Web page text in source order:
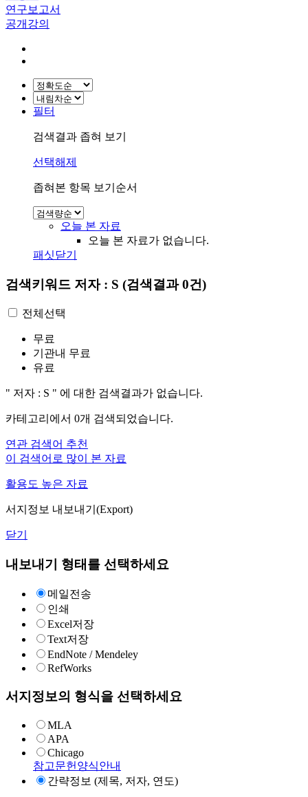
연구보고서
공개강의
필터
검색결과 좁혀 보기
선택해제
좁혀본 항목 보기순서
오늘 본 자료
오늘 본 자료가 없습니다.
패싯닫기
검색키워드 저자 : S (검색결과 0건)
전체선택
무료
기관내 무료
유료
" 저자 : S " 에 대한 검색결과가 없습니다.
카테고리에서 0개 검색되었습니다.
연관 검색어 추천
이 검색어로 많이 본 자료
활용도 높은 자료
서지정보 내보내기(Export)
닫기
내보내기 형태를 선택하세요
메일전송
인쇄
Excel저장
Text저장
EndNote / Mendeley
RefWorks
서지정보의 형식을 선택하세요
MLA
APA
Chicago
참고문헌양식안내
간략정보 (제목, 저자, 연도)